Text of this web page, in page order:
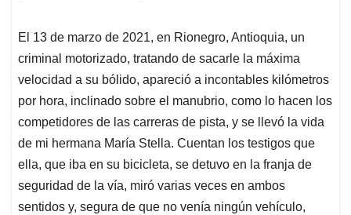
El 13 de marzo de 2021, en Rionegro, Antioquia, un
criminal motorizado, tratando de sacarle la máxima
velocidad a su bólido, apareció a incontables kilómetros
por hora, inclinado sobre el manubrio, como lo hacen los
competidores de las carreras de pista, y se llevó la vida
de mi hermana María Stella. Cuentan los testigos que
ella, que iba en su bicicleta, se detuvo en la franja de
seguridad de la vía, miró varias veces en ambos
sentidos y, segura de que no venía ningún vehículo,